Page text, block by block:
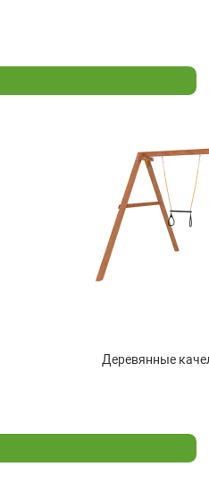
Деревянные